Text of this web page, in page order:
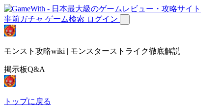
事前ガチャ ゲーム検索 ログイン
モンスト攻略wiki | モンスターストライク徹底解説
掲示板Q&A
トップに戻る